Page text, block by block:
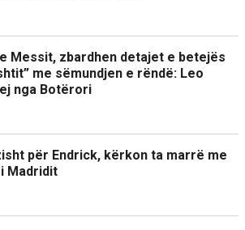
Messit, zbardhen detajet e betejës
me sëmundjen e rëndë: Leo
nga Botërori
për Endrick, kërkon ta marrë me
Madridit